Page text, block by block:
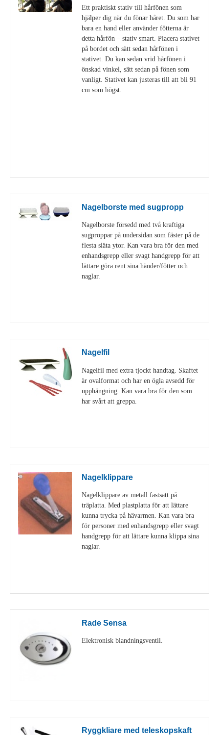
Ett praktiskt stativ till hårfönen som
hjälper dig när du fönar håret. Du som har
bara en hand eller använder fötterna är
detta hårfön – stativ smart. Placera stativet
på bordet och sätt sedan hårfönen i
stativet. Du kan sedan vrid hårfönen i
önskad vinkel, sätt sedan på fönen som
vanligt. Stativet kan justeras till att bli 91
cm som högst.
Nagelborste med sugpropp
Nagelborste försedd med två kraftiga
sugproppar på undersidan som fäster på de
flesta släta ytor. Kan vara bra för den med
enhandsgrepp eller svagt handgrepp för att
lättare göra rent sina händer/fötter och
naglar.
Nagelfil
Nagelfil med extra tjockt handtag. Skaftet
är ovalformat och har en ögla avsedd för
upphängning. Kan vara bra för den som
har svårt att greppa.
Nagelklippare
Nagelklippare av metall fastsatt på
träplatta. Med plastplatta för att lättare
kunna trycka på hävarmen. Kan vara bra
för personer med enhandsgrepp eller svagt
handgrepp för att lättare kunna klippa sina
naglar.
Rade Sensa
Elektronisk blandningsventil.
Ryggkliare med teleskopskaft